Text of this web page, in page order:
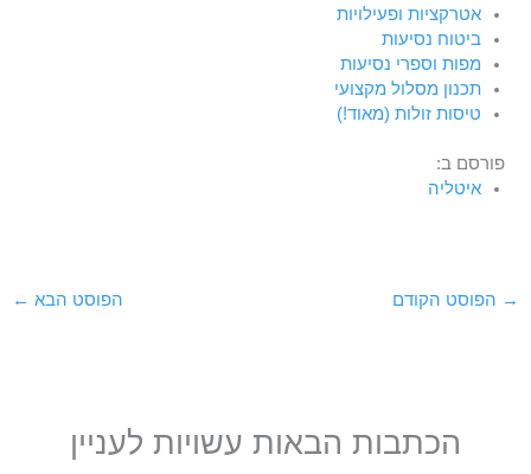
אטרקציות ופעילויות
ביטוח נסיעות
מפות וספרי נסיעות
תכנון מסלול מקצועי
טיסות זולות (מאוד!)
פורסם ב:
איטליה
→ הפוסט הקודם הפוסט הבא ←
הכתבות הבאות עשויות לעניין